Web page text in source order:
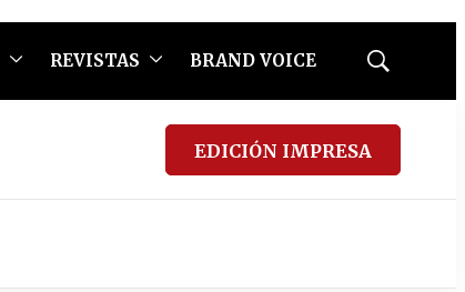
REVISTAS BRAND VOICE
Mostrar
EDICIÓN IMPRESA